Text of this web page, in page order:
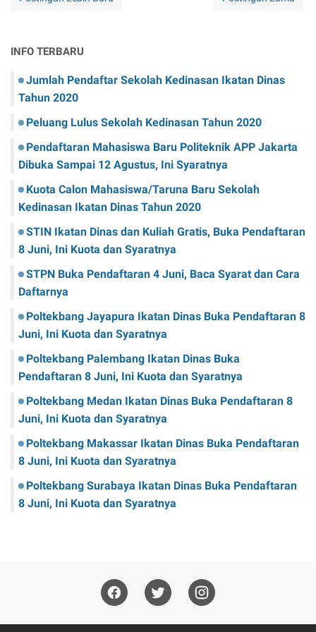
INFO TERBARU
Jumlah Pendaftar Sekolah Kedinasan Ikatan Dinas
Tahun 2020
Peluang Lulus Sekolah Kedinasan Tahun 2020
Pendaftaran Mahasiswa Baru Politeknik APP Jakarta
Dibuka Sampai 12 Agustus, Ini Syaratnya
Kuota Calon Mahasiswa/Taruna Baru Sekolah
Kedinasan Ikatan Dinas Tahun 2020
STIN Ikatan Dinas dan Kuliah Gratis, Buka Pendaftaran
8 Juni, Ini Kuota dan Syaratnya
STPN Buka Pendaftaran 4 Juni, Baca Syarat dan Cara
Daftarnya
Poltekbang Jayapura Ikatan Dinas Buka Pendaftaran 8
Juni, Ini Kuota dan Syaratnya
Poltekbang Palembang Ikatan Dinas Buka
Pendaftaran 8 Juni, Ini Kuota dan Syaratnya
Poltekbang Medan Ikatan Dinas Buka Pendaftaran 8
Juni, Ini Kuota dan Syaratnya
Poltekbang Makassar Ikatan Dinas Buka Pendaftaran
8 Juni, Ini Kuota dan Syaratnya
Poltekbang Surabaya Ikatan Dinas Buka Pendaftaran
8 Juni, Ini Kuota dan Syaratnya